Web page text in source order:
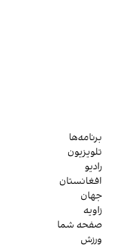
برنامه‌ها
تلویزیون
رادیو
افغانستان
جهان
زاویه
صفحه شما
ورزش